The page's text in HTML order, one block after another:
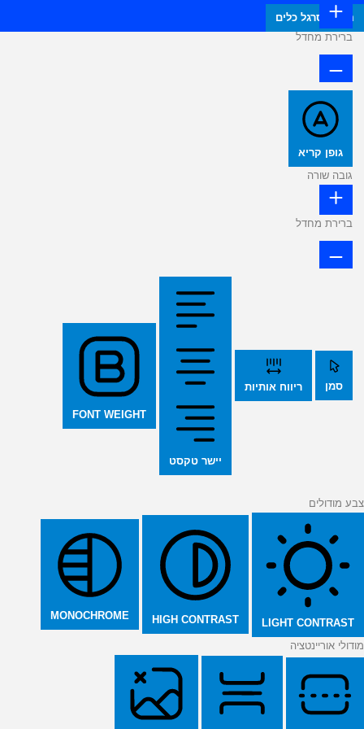
הסתר סרגל כלים
ברירת מחדל
גופן קריא
גובה שורה
ברירת מחדל
סמן ריווח אותיות
יישר טקסט
FONT WEIGHT
צבע מודולים
LIGHT CONTRAST
HIGH CONTRAST
MONOCHROME
מודולי אוריינטציה